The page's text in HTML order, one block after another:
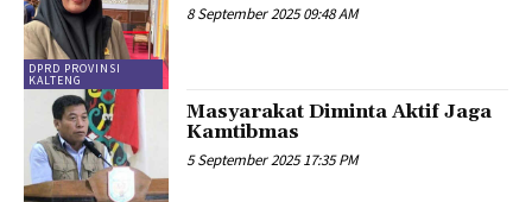
DPRD PROVINSI
KALTENG
8 September 2025 09:48 AM
Masyarakat Diminta Aktif Jaga
Kamtibmas
5 September 2025 17:35 PM